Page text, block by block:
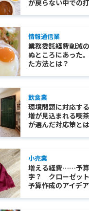
が戻らない中での
情報通信業
業務委託経費削減
ぬところにあった
た方法とは？
飲食業
環境問題に対応す
増が見込まれる喫
が選んだ対応策と
小売業
増える経費……予
字？ クローゼット
予算作成のアイデ